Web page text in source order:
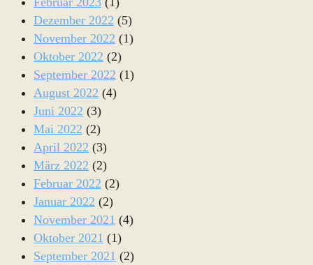
Dezember 2022 (5)
November 2022 (1)
Oktober 2022 (2)
September 2022 (1)
August 2022 (4)
Juni 2022 (3)
Mai 2022 (2)
April 2022 (3)
März 2022 (2)
Februar 2022 (2)
Januar 2022 (2)
November 2021 (4)
Oktober 2021 (1)
September 2021 (2)